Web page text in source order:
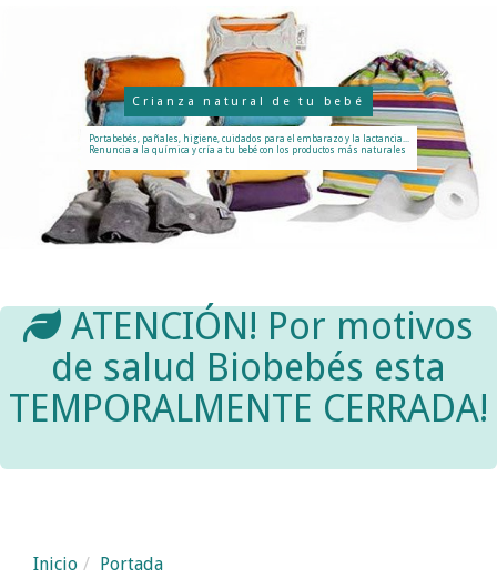
Crianza natural de tu bebé
pañales, higiene, cuidados para el embarazo y la lactancia...
a la química y cría a tu bebé con los productos más naturales
ATENCIÓN! Por motivos
de salud Biobebés esta
TEMPORALMENTE CERRADA!
Biobebés, tienda de
Inicio Portada